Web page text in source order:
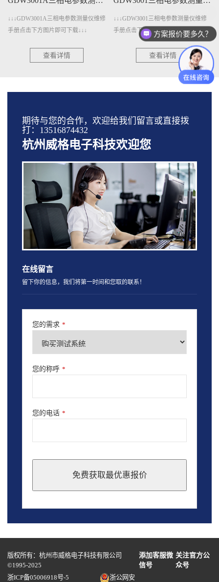
↓↓↓GDW3001A三相电参数测量仪维修
手册点击下方图片即可下载↓↓↓
查看详情
↓↓↓GDW3001三相电参数测量仪维修
手册点击下方图片即可下载↓↓↓
查看详情
期待与您的合作，欢迎给我们留言或直接拨
打：13516874432
杭州威格电子科技欢迎您
在线留言
留下你的信息，我们将第一时间和您取的联系！
您的需求 *
您的称呼 *
您的电话 *
免费获取最优惠报价
should
blank
版权所有：杭州市威格电子科技有限公司
©1995-2025
添加客服微
信号
关注官方公
众号
浙ICP备05006918号-5
浙公网安
方案报价要多久？